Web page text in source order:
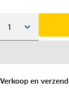
Verkoop en